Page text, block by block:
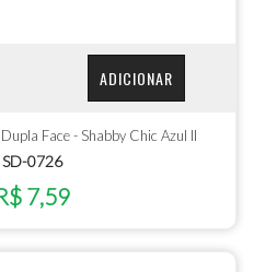
ADICIONAR
Face - Shabby Chic Azul II
SD-0726
7,59